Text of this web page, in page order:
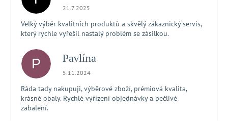
Hodnocení obchodu je 5 z 5 hvězdiček.
21.7.2025
Velký výběr kvalitních produktů a skvělý zákaznický servis,
který rychle vyřešil nastalý problém se zásilkou.
P Pavlína
Hodnocení obchodu je 5 z 5 hvězdiček.
5.11.2024
Ráda tady nakupuji, výběrové zboží, prémiová kvalita,
krásné obaly. Rychlé vyřízení objednávky a pečlivé
zabalení.